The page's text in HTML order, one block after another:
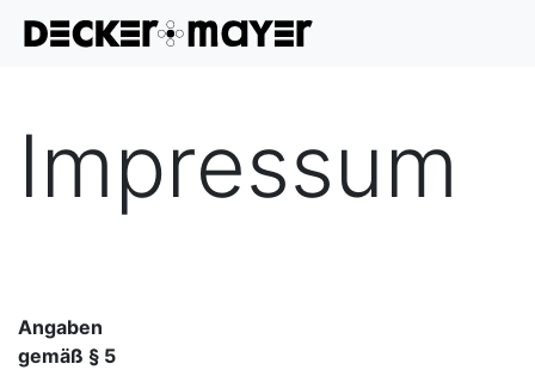
Impressum
Angaben
gemäß § 5